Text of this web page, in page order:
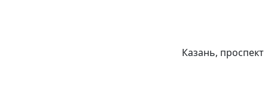
Казань, проспект